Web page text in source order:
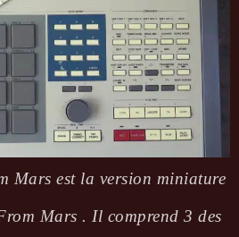
Mars est la version miniature
Mars . Il comprend 3 des